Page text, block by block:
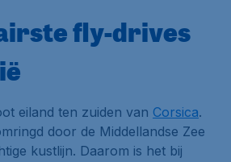
fly-drives
eiland ten zuiden van Corsica.
door de Middellandse Zee
kustlijn. Daarom is het bij